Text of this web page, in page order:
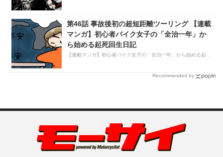
第46話 事故後初の超短距離ツーリング 【連載
マンガ】初心者バイク女子の「全治一年」か
ら始める起死回生日記
Recommended by